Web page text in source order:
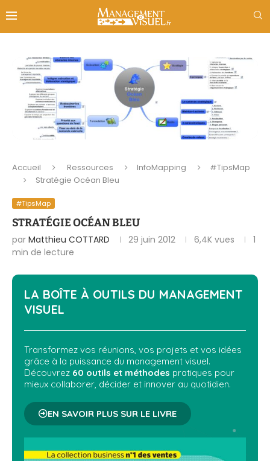
Accueil Ressources InfoMapping
#TipsMap
Stratégie Océan Bleu
#TipsMap
STRATÉGIE OCÉAN BLEU
par Matthieu COTTARD 29 juin 2012 6,4K vues
1
min de lecture
LA BOÎTE À OUTILS DU MANAGEMENT
VISUEL
Transformez vos réunions, vos projets et vos idées
grâce à la puissance du management visuel.
Découvrez 60 outils et méthodes pratiques pour
mieux collaborer, décider et innover au quotidien.
EN SAVOIR PLUS SUR LE LIVRE